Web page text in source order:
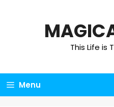
This Life is
Menu